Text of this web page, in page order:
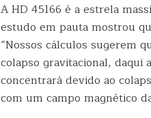
A HD 45166 é a estrela
estudo em pauta mostrou
“Nossos cálculos sugerem
colapso gravitacional, daqui
concentrará devido ao
com um campo magnético